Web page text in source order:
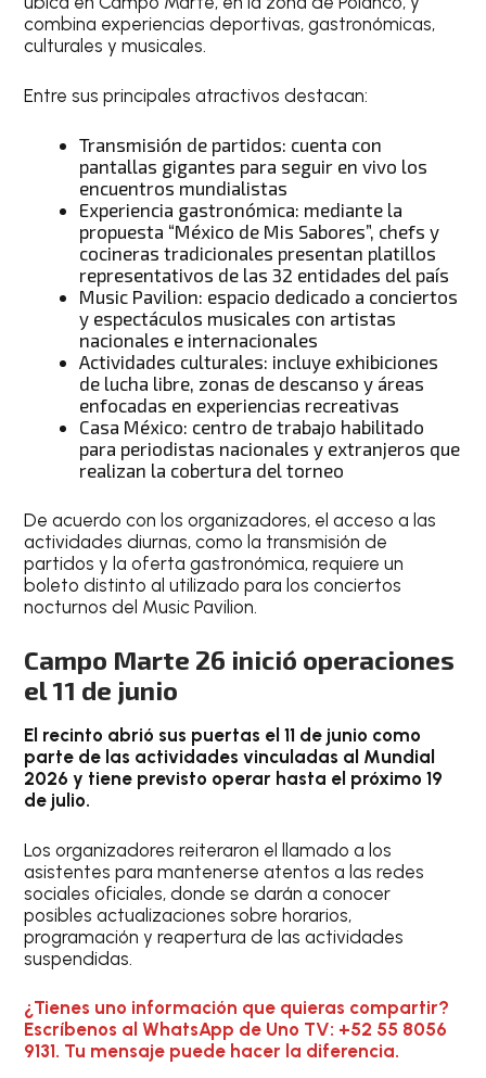
combina experiencias deportivas, gastronómicas,
culturales y musicales.
Entre sus principales atractivos destacan:
Transmisión de partidos: cuenta con
pantallas gigantes para seguir en vivo los
encuentros mundialistas
Experiencia gastronómica: mediante la
propuesta “México de Mis Sabores”, chefs y
cocineras tradicionales presentan platillos
representativos de las 32 entidades del país
Music Pavilion: espacio dedicado a conciertos
y espectáculos musicales con artistas
nacionales e internacionales
Actividades culturales: incluye exhibiciones
de lucha libre, zonas de descanso y áreas
enfocadas en experiencias recreativas
Casa México: centro de trabajo habilitado
para periodistas nacionales y extranjeros que
realizan la cobertura del torneo
De acuerdo con los organizadores, el acceso a las
actividades diurnas, como la transmisión de
partidos y la oferta gastronómica, requiere un
boleto distinto al utilizado para los conciertos
nocturnos del Music Pavilion.
Campo Marte 26 inició operaciones
el 11 de junio
El recinto abrió sus puertas el 11 de junio como
parte de las actividades vinculadas al Mundial
2026 y tiene previsto operar hasta el próximo 19
de julio.
Los organizadores reiteraron el llamado a los
asistentes para mantenerse atentos a las redes
sociales oficiales, donde se darán a conocer
posibles actualizaciones sobre horarios,
programación y reapertura de las actividades
suspendidas.
¿Tienes uno información que quieras compartir?
Escríbenos al WhatsApp de Uno TV: +52 55 8056
9131. Tu mensaje puede hacer la diferencia.